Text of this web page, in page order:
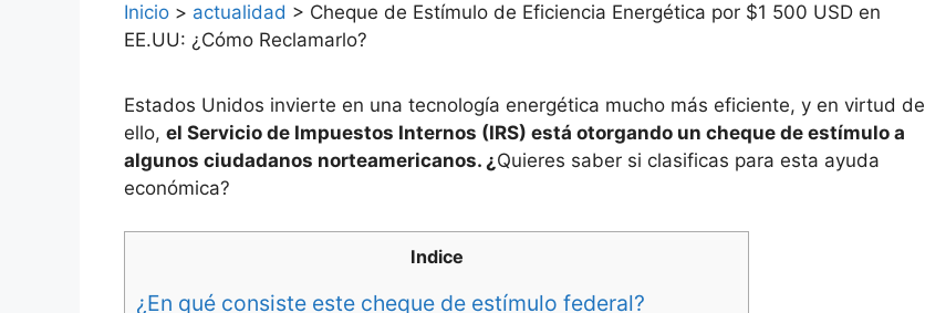
Inicio > actualidad > Cheque de Estímulo de Eficiencia Energética por $1 500 USD en
EE.UU: ¿Cómo Reclamarlo?
Estados Unidos invierte en una tecnología energética mucho más eficiente, y en virtud de
ello, el Servicio de Impuestos Internos (IRS) está otorgando un cheque de estímulo a
algunos ciudadanos norteamericanos. ¿Quieres saber si clasificas para esta ayuda
económica?
Indice
¿En qué consiste este cheque de estímulo federal?